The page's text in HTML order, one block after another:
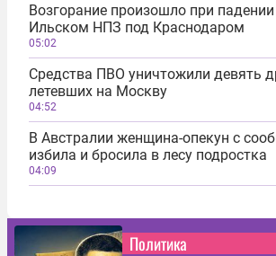
Возгорание произошло при
Ильском НПЗ под Краснодаром
05:02
Средства ПВО уничтожили девять
летевших на Москву
04:52
В Австралии женщина-опекун с
избила и бросила в лесу подростка
04:09
Политика